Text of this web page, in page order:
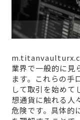
業界で一般的に見
ます。これらの手
して取引を始めて
想通貨に触れる人
危険です。具体的